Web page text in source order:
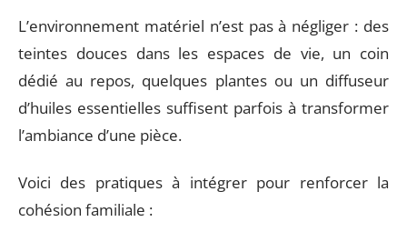
L’environnement matériel n’est pas à négliger : des
teintes douces dans les espaces de vie, un coin
dédié au repos, quelques plantes ou un diffuseur
d’huiles essentielles suffisent parfois à transformer
l’ambiance d’une pièce.
Voici des pratiques à intégrer pour renforcer la
cohésion familiale :